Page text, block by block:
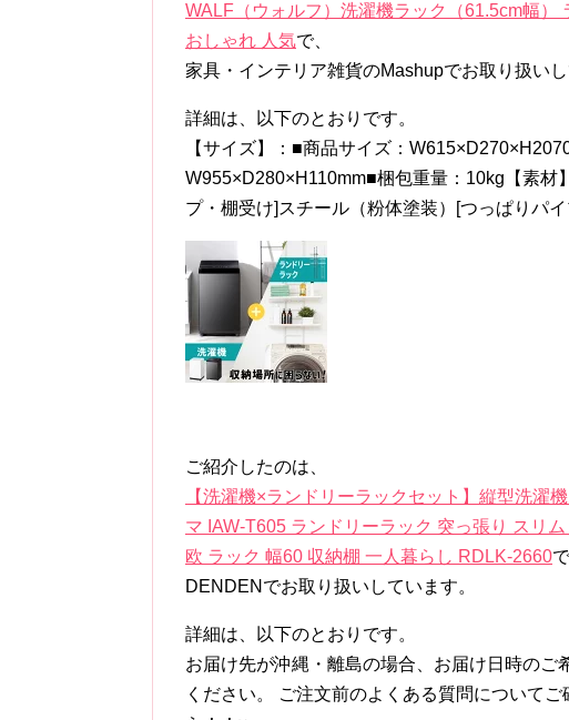
WALF（ウォルフ）洗濯機ラック（61.5cm幅）
おしゃれ 人気で、
家具・インテリア雑貨のMashupでお取り扱いし
詳細は、以下のとおりです。
【サイズ】：■商品サイズ：
W955×D280×H110mm■梱包重量：10kg【素材
プ・棚受け]スチール（粉体塗装）[つっぱりパ
ご紹介したのは、
【洗濯機×ランドリーラックセット】縦型洗濯
マ IAW-T605 ランドリーラック 突っ張り スリ
欧 ラック 幅60 収納棚 一人暮らし RDLK-2660で
DENDENでお取り扱いしています。
詳細は、以下のとおりです。
お届け先が沖縄・離島の場合、お届け日時の
ください。 ご注文前のよくある質問について